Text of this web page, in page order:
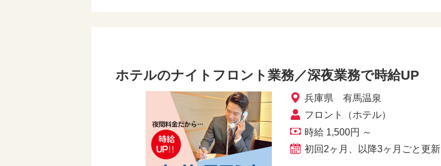
ホテルのナイトフロント業務／深夜業務で時給UP
兵庫県 有馬温泉
フロント（ホテル）
時給 1,500円 ～
初回2ヶ月、以降3ヶ月ごと更新